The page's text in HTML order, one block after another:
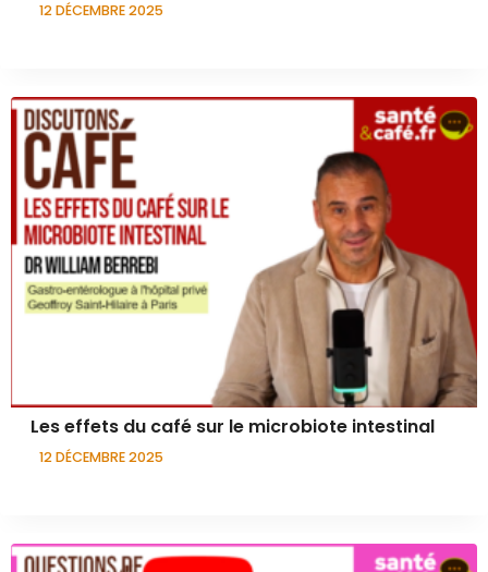
12 DÉCEMBRE 2025
Les effets du café sur le microbiote intestinal
12 DÉCEMBRE 2025